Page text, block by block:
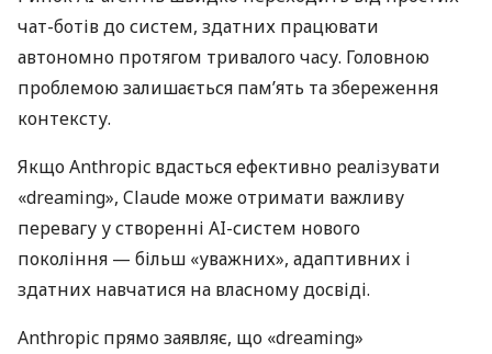
чат-ботів до систем, здатних працювати
автономно протягом тривалого часу. Головною
проблемою залишається пам’ять та збереження
контексту.
Якщо Anthropic вдасться ефективно реалізувати
«dreaming», Claude може отримати важливу
перевагу у створенні AI-систем нового
покоління — більш «уважних», адаптивних і
здатних навчатися на власному досвіді.
Anthropic прямо заявляє, що «dreaming»